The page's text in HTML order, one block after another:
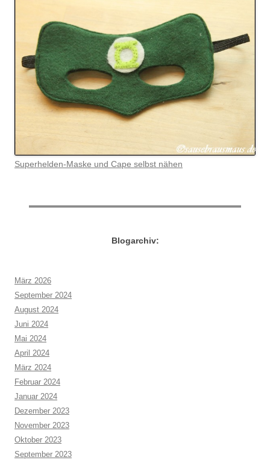
Superhelden-Maske und Cape selbst nähen
Blogarchiv:
März 2026
September 2024
August 2024
Juni 2024
Mai 2024
April 2024
März 2024
Februar 2024
Januar 2024
Dezember 2023
November 2023
Oktober 2023
September 2023